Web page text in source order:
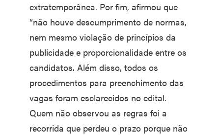
extratemporânea. Por fim, afirmou que
“não houve descumprimento de normas,
nem mesmo violação de princípios da
publicidade e proporcionalidade entre os
candidatos. Além disso, todos os
procedimentos para preenchimento das
vagas foram esclarecidos no edital.
Quem não observou as regras foi a
recorrida que perdeu o prazo porque não